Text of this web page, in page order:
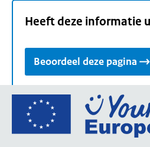
Heeft deze informatie
Beoordeel deze pagina